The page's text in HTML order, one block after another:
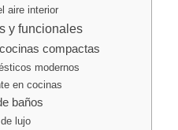
aire interior
y funcionales
compactas
modernos
en cocinas
baños
lujo